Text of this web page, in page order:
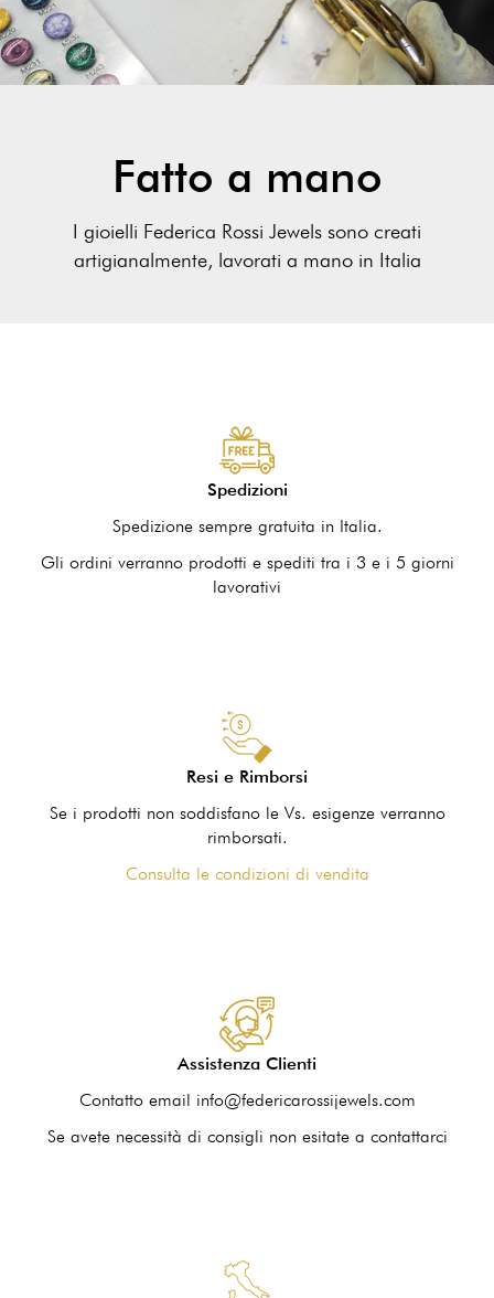
Fatto a mano
I gioielli Federica Rossi Jewels sono creati
artigianalmente, lavorati a mano in Italia
Spedizioni
Spedizione sempre gratuita in Italia.
Gli ordini verranno prodotti e spediti tra i 3 e i 5 giorni
lavorativi
Resi e Rimborsi
Se i prodotti non soddisfano le Vs. esigenze verranno
rimborsati.
Consulta le condizioni di vendita
Assistenza Clienti
Contatto email info@federicarossijewels.com
Se avete necessità di consigli non esitate a contattarci